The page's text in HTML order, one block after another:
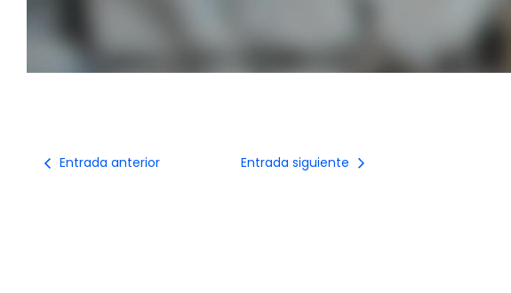
Entrada anterior Entrada siguiente